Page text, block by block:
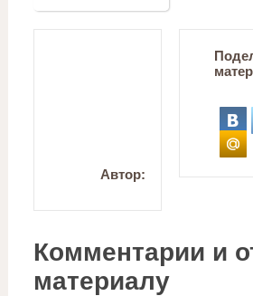
Автор:
Комментарии и
материалу